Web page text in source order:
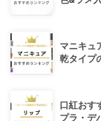
マニキュ
乾タイプ
口紅おす
プラ・デ